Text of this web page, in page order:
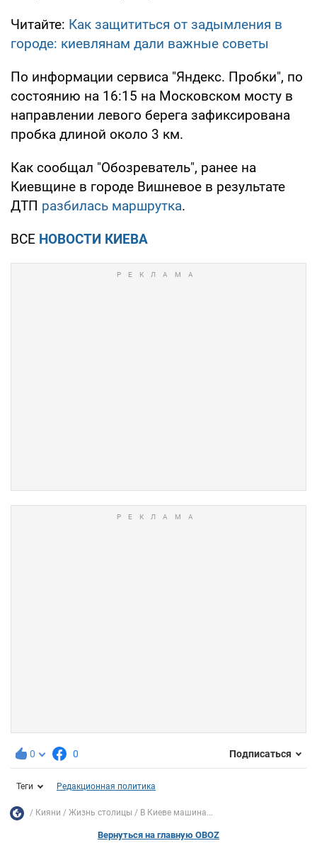
Читайте: Как защититься от задымления в
городе: киевлянам дали важные советы
По информации сервиса "Яндекс. Пробки", по
состоянию на 16:15 на Московском мосту в
направлении левого берега зафиксирована
пробка длиной около 3 км.
Как сообщал "Обозреватель", ранее на
Киевщине в городе Вишневое в результате
ДТП разбилась маршрутка.
ВСЕ НОВОСТИ КИЕВА
0 0 Подписаться
Теги Редакционная политика
Кияни Жизнь столицы В Киеве машина...
Вернуться на главную OBOZ